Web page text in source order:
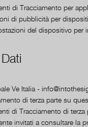
di Tracciamento per
di pubblicità per
del dispositivo per
Ve Italia -
di terza parte su
di Tracciamento di
invitati a consultare la